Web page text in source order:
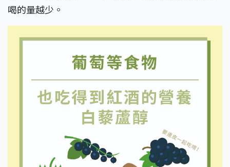
喝的量越少。